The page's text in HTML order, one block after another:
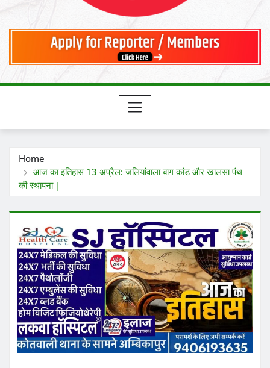
Home
आज का इतिहास 13 अप्रैल: जलियांवाला बाग कांड और खालसा पंथ
की स्थापना |